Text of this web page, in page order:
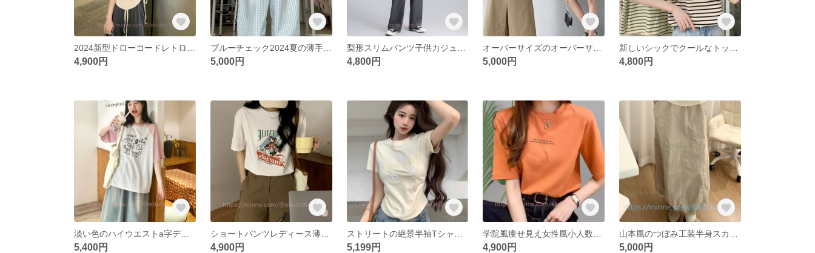
4,900円
ブルーチェック2024夏の薄手スポーツカジュアルパンツだるいゆったり山本パンツストレートロングパンツ
5,000円 4,800円 5,000円 4,800円
淡い色のハイウエストa字デニム半身スカート女2024新型夏の小柄スカート
5,400円
ショートパンツレディース薄手パンツハイウエストaカジュアルストレートワイドパンツミディアムパンツ
4,900円 5,199円 4,900円 5,000円